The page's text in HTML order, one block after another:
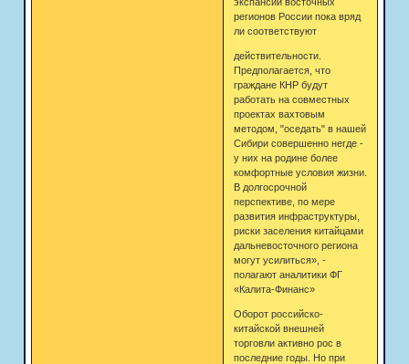
регионов России пока вряд
ли соответствуют
действительности.
Предполагается, что
граждане КНР будут
работать на совместных
проектах вахтовым
методом, "оседать" в нашей
Сибири совершенно негде -
у них на родине более
комфортные условия жизни.
В долгосрочной
перспективе, по мере
развития инфраструктуры,
риски заселения китайцами
дальневосточного региона
могут усилиться», -
полагают аналитики ФГ
«Калита-Финанс»
Оборот российско-
китайской внешней
торговли активно рос в
последние годы. Но при